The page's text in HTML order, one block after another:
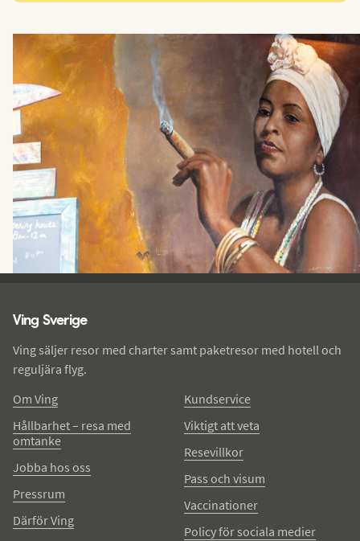
Ving Sverige
Ving säljer resor med charter samt paketresor med hotell och
reguljära flyg.
Om Ving
Hållbarhet – resa med
omtanke
Jobba hos oss
Pressrum
Därför Ving
Kundservice
Viktigt att veta
Resevillkor
Pass och visum
Vaccinationer
Policy för sociala medier